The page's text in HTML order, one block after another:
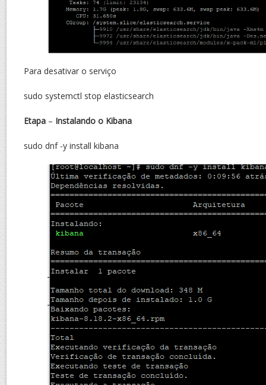
Para desativar o serviço
sudo systemctl stop elasticsearch
Etapa – Instalando o Kibana
sudo dnf -y install kibana